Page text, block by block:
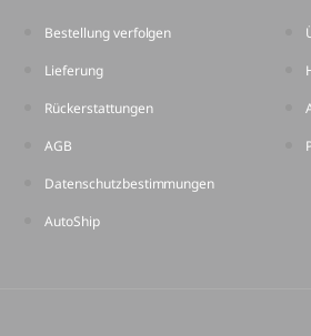
Bestellung verfolgen
Lieferung
Rückerstattungen
AGB
Datenschutzbestimmungen
AutoShip